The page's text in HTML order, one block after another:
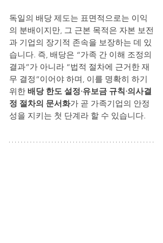
독일의 배당 제도는 표면적으로는 이익
의 분배이지만, 그 근본 목적은 자본 보전
과 기업의 장기적 존속을 보장하는 데 있
습니다. 즉, 배당은 “가족 간 이해 조정의
결과”가 아니라 “법적 절차에 근거한 재
무 결정”이어야 하며, 이를 명확히 하기
위한 배당 한도 설정·유보금 규칙·의사결
정 절차의 문서화가 곧 가족기업의 안정
성을 지키는 첫 단계라 할 수 있습니다.